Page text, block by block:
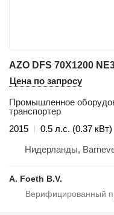
AZO DFS 70X1200
Цена по запросу
Промышленное
транспортер
2015
0.5 л.с. (0.37 кВт)
Нидерланды,
A. Foeth B.V.